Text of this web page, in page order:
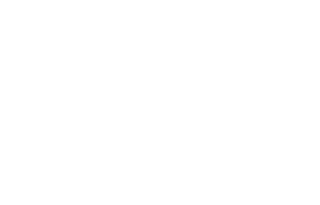
提供させていただ
ご了承ください。
とをご了承くださ
制御機器販売店・
(PBDE) 1000ppm以下、
ル類) : 1000ppm、
) : 1000ppm、
規制貨物等」とい
許可)を取得する
必要な手段を講じ
にこれらの製造装